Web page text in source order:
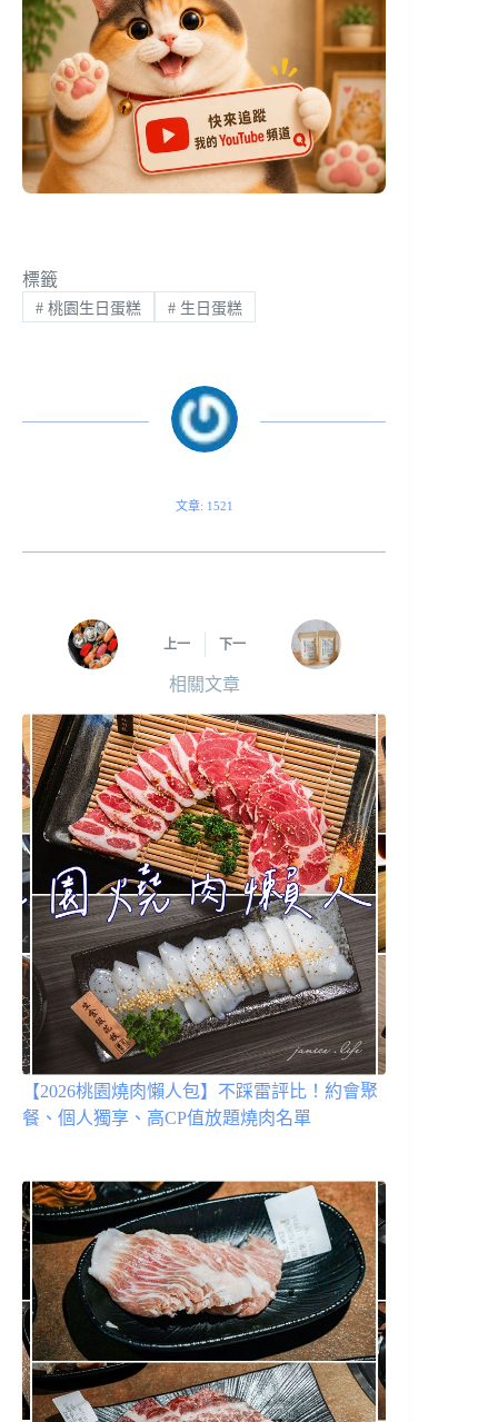
標籤
#桃園生日蛋糕 #生日蛋糕
文章: 1521
上一 下一
相關文章
【2026桃園燒肉懶人包】不踩雷評比！約會聚
餐、個人獨享、高CP值放題燒肉名單